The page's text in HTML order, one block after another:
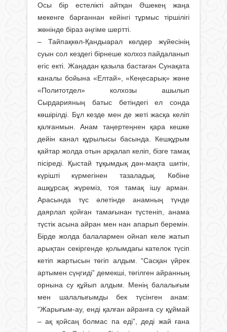
Осы бір естелікті айтқан Әшекең жаңа
мекенге барғаннан кейінгі тұрмыс тіршілігі
жөнінде біраз әңгіме шертті.
– Тайпақкөл-Қандыарал көлдер жүйе­сінің
суын сол кездегі бірнеше колхоз пайдаланып
егіс екті. Жаңадан қазыла бастаған Сунақата
каналы бойына «Елтай», «Кеңесарық» және
«Политотдел» колхозы ашылып
Сырдарияның батыс бетіндегі ел сонда
көшірілді. Бұл кезде мен де жеті жасқа келіп
қалғанмын. Анам таңертеңнен қара кешке
дейін канал құрылысы басында. Кешқұрым
қайтар жолда отын арқалап келіп, бізге тамақ
пісіреді. Қыстай тұқымдық дән-мақта шитін,
күрішті күрмегінен тазаладық. Көбіне
ашқұрсақ жүреміз, тоя тамақ ішу арман.
Арасында түс әлетінде анамның түнде
даярлап қойған тамағынан түстеніп, анама
түстік асына айран мен нан апарып беремін.
Бірде жолда балалармен ойнап келе жатып
арықтан секіргенде қолымдағы кателок түсіп
кетіп жартысын төгіп алдым. “Сасқан үйрек
артымен сүңгиді” демекші, төгілген айранның
орнына су құйып алдым. Менің балалығым
мен шалалығымды бек түсінген анам:
“Жарығым-ау, енді қалған айранға су құймай
– ақ қойсаң болмас па еді”, деді жай ғана